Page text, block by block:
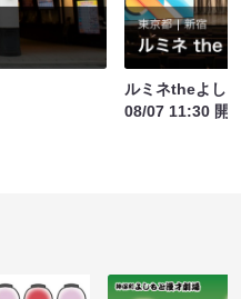
ルミネtheよし
08/07 11:30 開